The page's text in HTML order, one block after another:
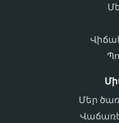
Մեր